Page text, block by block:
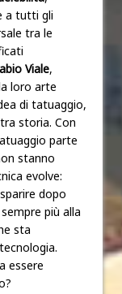
a tutti gli
tra le
Viale,
loro arte
di tatuaggio,
storia. Con
parte
stanno
evolve:
dopo
più alla
sta
essere